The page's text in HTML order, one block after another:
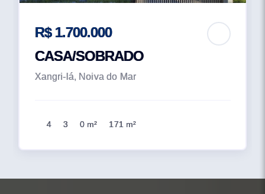
R$ 1.700.000
CASA/SOBRADO
Xangri-lá, Noiva do Mar
4 3 0 m² 171 m²